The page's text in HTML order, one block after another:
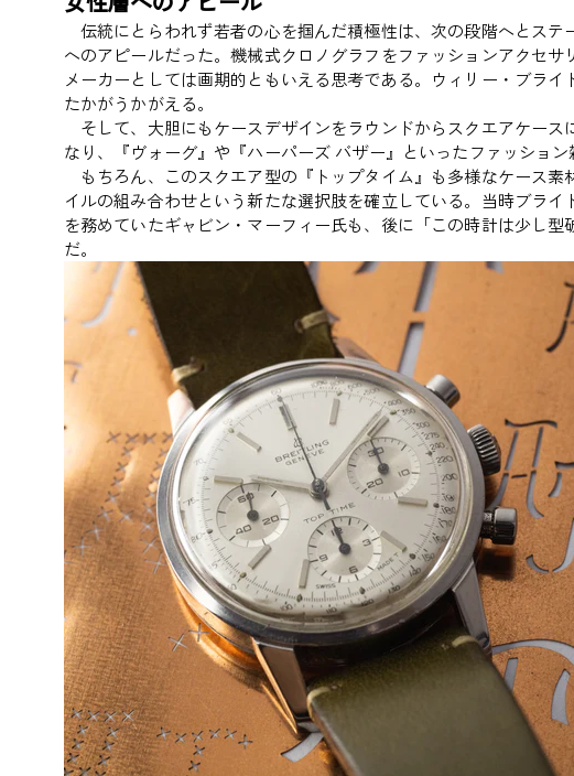
伝統にとらわれず若者の心を掴んだ積極性は、次の段階へとステ
へのアピールだった。機械式クロノグラフをファッションアクセ
メーカーとしては画期的ともいえる思考である。ウィリー・ブラ
たかがうかがえる。
そして、大胆にもケースデザインをラウンドからスクエアケース
なり、『ヴォーグ』や『ハーパーズ バザー』といったファッション
もちろん、このスクエア型の『トップタイム』も多様なケース素
イルの組み合わせという新たな選択肢を確立している。当時ブラ
を務めていたギャビン・マーフィー氏も、後に「この時計は少し
だ。